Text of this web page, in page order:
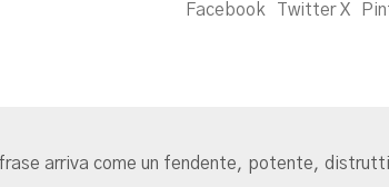
Facebook Twitter X
arriva come un fendente, potente,